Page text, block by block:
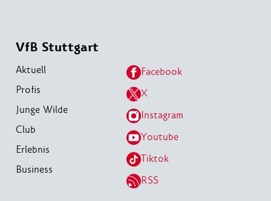
VfB Stuttgart
Aktuell
Profis
Junge Wilde
Club
Erlebnis
Business
Facebook
X
Instagram
Youtube
Tiktok
RSS